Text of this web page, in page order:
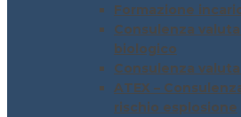
Formazione
Consulenza
biologico
Consulenza
ATEX –
rischio esplosione